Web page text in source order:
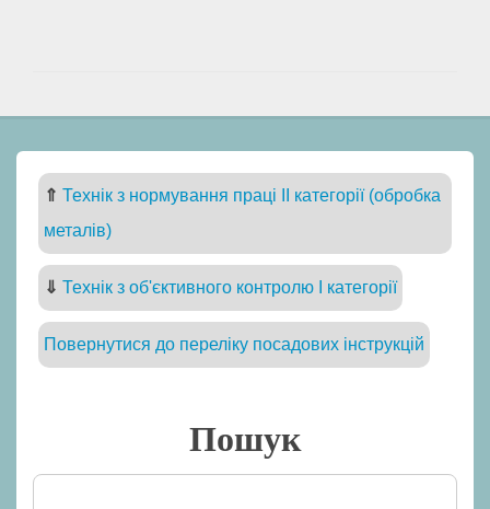
⇑ Технік з нормування праці II категорії (обробка
металів)
⇓ Технік з об'єктивного контролю I категорії
Повернутися до переліку посадових інструкцій
Пошук